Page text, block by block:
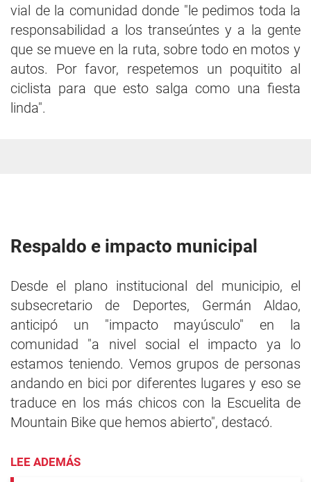
vial de la comunidad donde "le pedimos toda la
responsabilidad a los transeúntes y a la gente
que se mueve en la ruta, sobre todo en motos y
autos. Por favor, respetemos un poquitito al
ciclista para que esto salga como una fiesta
linda".
Respaldo e impacto municipal
Desde el plano institucional del municipio, el
subsecretario de Deportes, Germán Aldao,
anticipó un "impacto mayúsculo" en la
comunidad "a nivel social el impacto ya lo
estamos teniendo. Vemos grupos de personas
andando en bici por diferentes lugares y eso se
traduce en los más chicos con la Escuelita de
Mountain Bike que hemos abierto", destacó.
LEE ADEMÁS